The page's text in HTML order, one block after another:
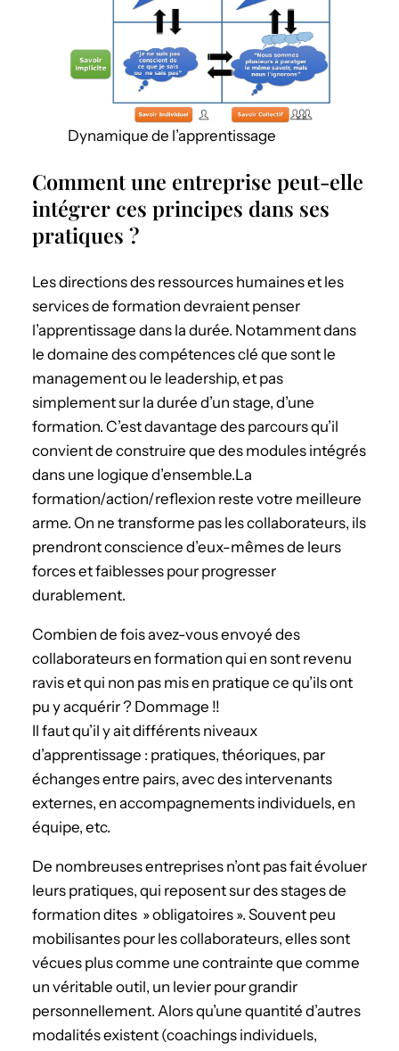
Dynamique de l’apprentissage
Comment une entreprise peut-elle
intégrer ces principes dans ses
pratiques ?
Les directions des ressources humaines et les
services de formation devraient penser
l’apprentissage dans la durée. Notamment dans
le domaine des compétences clé que sont le
management ou le leadership, et pas
simplement sur la durée d’un stage, d’une
formation. C’est davantage des parcours qu’il
convient de construire que des modules intégrés
dans une logique d’ensemble.La
formation/action/reflexion reste votre meilleure
arme. On ne transforme pas les collaborateurs, ils
prendront conscience d’eux-mêmes de leurs
forces et faiblesses pour progresser
durablement.
Combien de fois avez-vous envoyé des
collaborateurs en formation qui en sont revenu
ravis et qui non pas mis en pratique ce qu’ils ont
pu y acquérir ? Dommage !!
Il faut qu’il y ait différents niveaux
d’apprentissage : pratiques, théoriques, par
échanges entre pairs, avec des intervenants
externes, en accompagnements individuels, en
équipe, etc.
De nombreuses entreprises n’ont pas fait évoluer
leurs pratiques, qui reposent sur des stages de
formation dites » obligatoires ». Souvent peu
mobilisantes pour les collaborateurs, elles sont
vécues plus comme une contrainte que comme
un véritable outil, un levier pour grandir
personnellement. Alors qu’une quantité d’autres
modalités existent (coachings individuels,